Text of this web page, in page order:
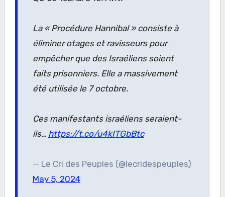
La « Procédure Hannibal » consiste à
éliminer otages et ravisseurs pour
empêcher que des Israéliens soient
faits prisonniers. Elle a massivement
été utilisée le 7 octobre.
Ces manifestants israéliens seraient-
ils… https://t.co/u4kITGbBtc
— Le Cri des Peuples (@lecridespeuples)
May 5, 2024